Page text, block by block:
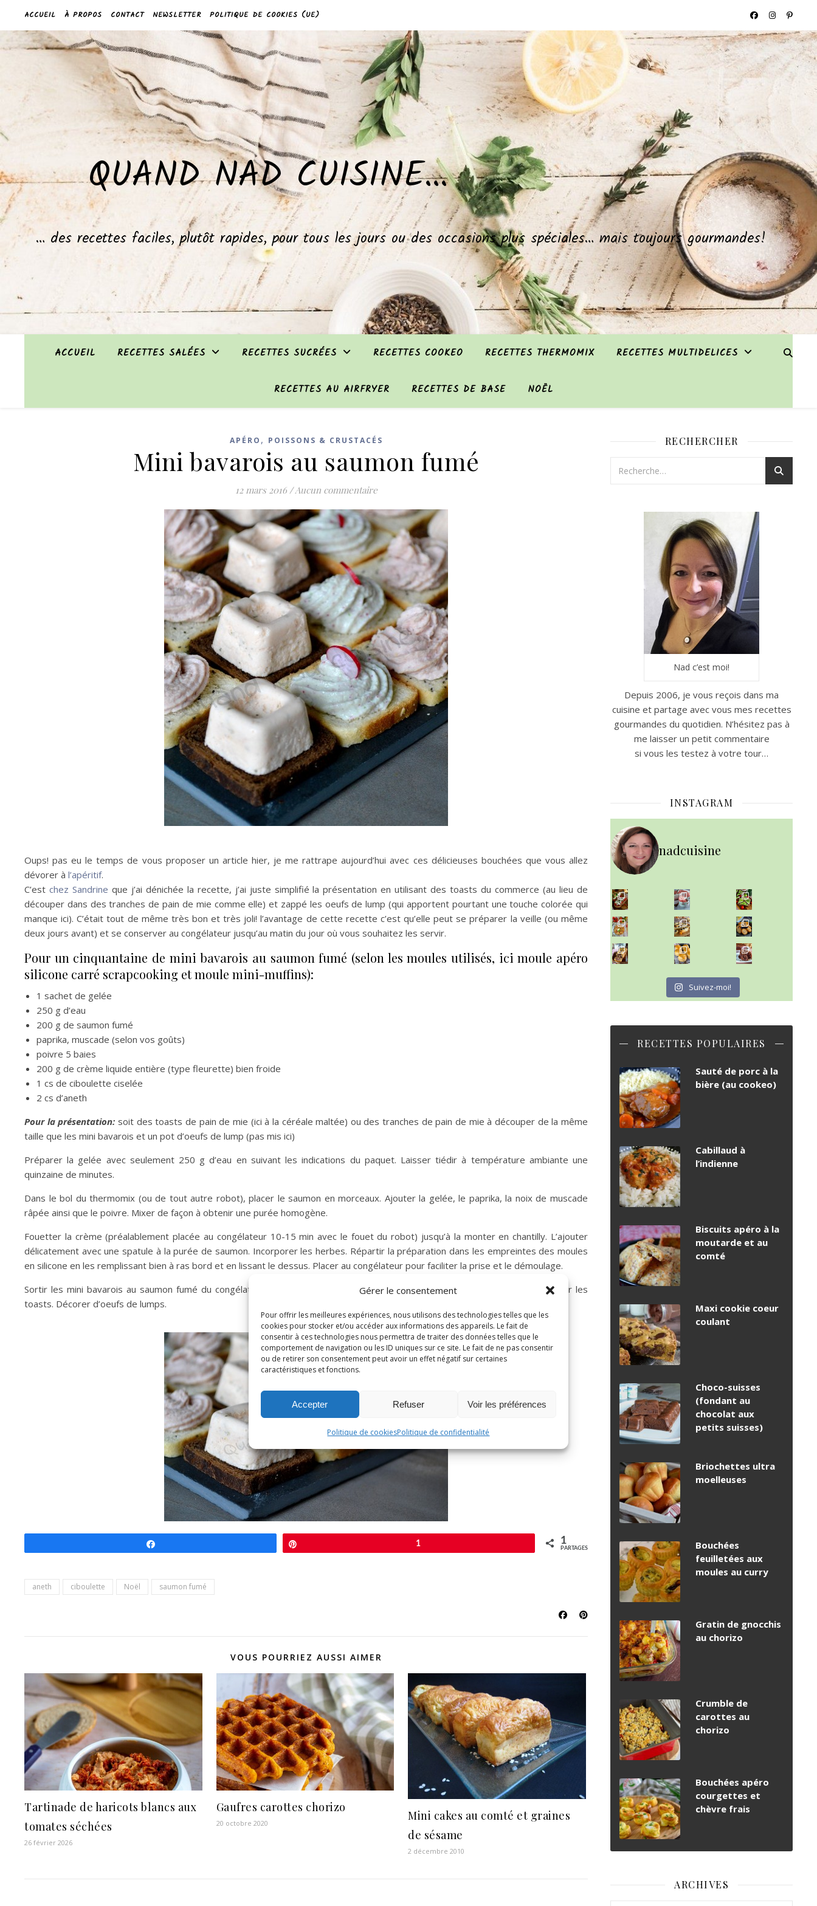
Gérer le consentement
Pour offrir les meilleures expériences, nous utilisons des technologies telles que les
cookies pour stocker et/ou accéder aux informations des appareils. Le fait de
consentir à ces technologies nous permettra de traiter des données telles que le
comportement de navigation ou les ID uniques sur ce site. Le fait de ne pas consentir
ou de retirer son consentement peut avoir un effet négatif sur certaines
caractéristiques et fonctions.
Accepter Refuser Voir les préférences
Politique de cookiesPolitique de confidentialité
ACCUEIL À PROPOS CONTACT NEWSLETTER POLITIQUE DE COOKIES (UE)
QUAND NAD CUISINE…
… des recettes faciles, plutôt rapides, pour tous les jours ou des occasions plus spéciales… mais toujours gourmandes!
ACCUEIL RECETTES SALÉES RECETTES SUCRÉES RECETTES COOKEO RECETTES THERMOMIX RECETTES MULTIDELICES
RECETTES AU AIRFRYER RECETTES DE BASE NOËL
APÉRO , POISSONS & CRUSTACÉS
Mini bavarois au saumon fumé
12 mars 2016 /Aucun commentaire
Oups! pas eu le temps de vous proposer un article hier, je me rattrape aujourd’hui avec ces délicieuses bouchées que vous allez
dévorer à l’apéritif.
C’est chez Sandrine que j’ai dénichée la recette, j’ai juste simplifié la présentation en utilisant des toasts du commerce (au lieu de
découper dans des tranches de pain de mie comme elle) et zappé les oeufs de lump (qui apportent pourtant une touche colorée qui
manque ici). C’était tout de même très bon et très joli! l’avantage de cette recette c’est qu’elle peut se préparer la veille (ou même
deux jours avant) et se conserver au congélateur jusqu’au matin du jour où vous souhaitez les servir.
Pour un cinquantaine de mini bavarois au saumon fumé (selon les moules utilisés, ici moule apéro
silicone carré scrapcooking et moule mini-muffins):
1 sachet de gelée
250 g d’eau
200 g de saumon fumé
paprika, muscade (selon vos goûts)
poivre 5 baies
200 g de crème liquide entière (type fleurette) bien froide
1 cs de ciboulette ciselée
2 cs d’aneth
Pour la présentation: soit des toasts de pain de mie (ici à la céréale maltée) ou des tranches de pain de mie à découper de la même
taille que les mini bavarois et un pot d’oeufs de lump (pas mis ici)
Préparer la gelée avec seulement 250 g d’eau en suivant les indications du paquet. Laisser tiédir à température ambiante une
quinzaine de minutes.
Dans le bol du thermomix (ou de tout autre robot), placer le saumon en morceaux. Ajouter la gelée, le paprika, la noix de muscade
râpée ainsi que le poivre. Mixer de façon à obtenir une purée homogène.
Fouetter la crème (préalablement placée au congélateur 10-15 min avec le fouet du robot) jusqu’à la monter en chantilly. L’ajouter
délicatement avec une spatule à la purée de saumon. Incorporer les herbes. Répartir la préparation dans les empreintes des moules
en silicone en les remplissant bien à ras bord et en lissant le dessus. Placer au congélateur pour faciliter la prise et le démoulage.
Sortir les mini bavarois au saumon fumé du congélateur le matin pour le midi (ou l’après-midi pour le soir) et les démouler sur les
toasts. Décorer d’oeufs de lumps.
1 1
PARTAGES
aneth ciboulette Noël saumon fumé
VOUS POURRIEZ AUSSI AIMER
Tartinade de haricots blancs aux
tomates séchées
26 février 2026
Gaufres carottes chorizo
20 octobre 2020
Mini cakes au comté et graines
de sésame
2 décembre 2010
RECHERCHER
Nad c’est moi!
Depuis 2006, je vous reçois dans ma
cuisine et partage avec vous mes recettes
gourmandes du quotidien. N’hésitez pas à
me laisser un petit commentaire
si vous les testez à votre tour…
INSTAGRAM
nadcuisine
~ NICE CREAM À LA FRAISE ~
Presque un mois que
~ SALADE DE PÂTES AUX DEUX TOMATES THON ET BURRA
~ FINANCIERS MYRTILLES ET CITRON ~
Aujourd'hu
~ BUNS MAISON ~
Un peu de boulange par ici au
~ GÂTEAU FONDANT CHOCO NOISETTE ~
C'est lundi
Suivez-moi!
RECETTES POPULAIRES
Sauté de porc à la
bière (au cookeo)
Cabillaud à
l’indienne
Biscuits apéro à la
moutarde et au
comté
Maxi cookie coeur
coulant
Choco-suisses
(fondant au
chocolat aux
petits suisses)
Briochettes ultra
moelleuses
Bouchées
feuilletées aux
moules au curry
Gratin de gnocchis
au chorizo
Crumble de
carottes au
chorizo
Bouchées apéro
courgettes et
chèvre frais
ARCHIVES